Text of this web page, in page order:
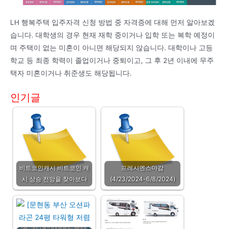
LH 행복주택 입주자격 신청 방법 중 자격증에 대해 먼저 알아보겠
습니다. 대학생의 경우 현재 재학 중이거나 입학 또는 복학 예정이
며 주택이 없는 미혼이 아니면 해당되지 않습니다. 대학이나 고등
학교 등 최종 학력이 졸업이거나 중퇴이고, 그 후 2년 이내에 무주
택자 미혼이거나 취준생도 해당됩니다.
인기글
비트코인캐시 비트코인 캐
시 상승 전망을 찾아보다
프레시멘스마감
(4/23/2024-6/8/2024)